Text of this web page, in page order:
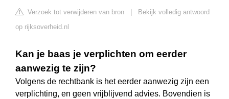
Verzoek tot verwijderen van bron
Bekijk volledig antwoord
op rijksoverheid.nl
Kan je baas je verplichten om eerder
aanwezig te zijn?
Volgens de rechtbank is het eerder aanwezig zijn een
verplichting, en geen vrijblijvend advies. Bovendien is